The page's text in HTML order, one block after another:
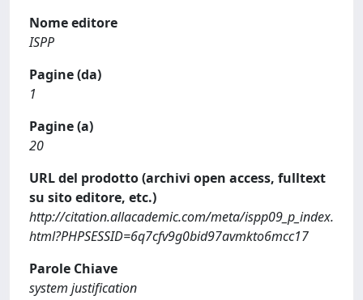
Nome editore
ISPP
Pagine (da)
1
Pagine (a)
20
URL del prodotto (archivi open access, fulltext
su sito editore, etc.)
http://citation.allacademic.com/meta/ispp09_p_index.
html?PHPSESSID=6q7cfv9g0bid97avmkto6mcc17
Parole Chiave
system justification